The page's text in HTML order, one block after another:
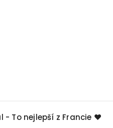
- To nejlepší z Francie ❤️